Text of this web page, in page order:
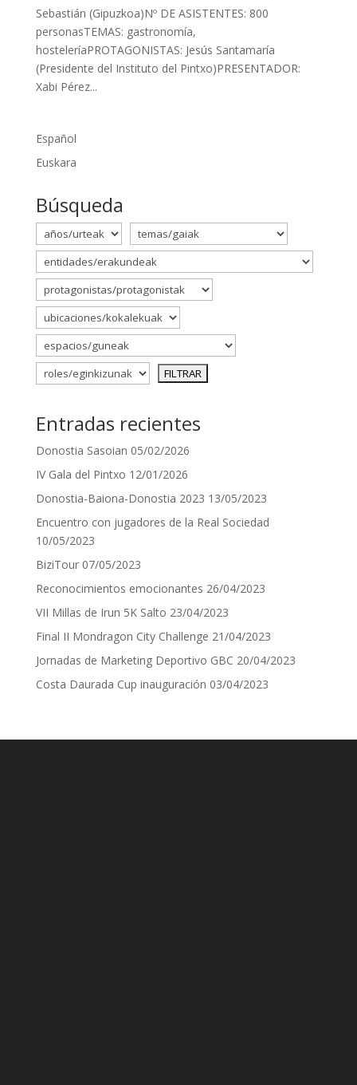
Sebastián (Gipuzkoa)Nº DE ASISTENTES: 800
personasTEMAS: gastronomía,
hosteleríaPROTAGONISTAS: Jesús Santamaría
(Presidente del Instituto del Pintxo)PRESENTADOR:
Xabi Pérez...
Español
Euskara
Búsqueda
Entradas recientes
Donostia Sasoian 05/02/2026
IV Gala del Pintxo 12/01/2026
Donostia-Baiona-Donostia 2023 13/05/2023
Encuentro con jugadores de la Real Sociedad
10/05/2023
BiziTour 07/05/2023
Reconocimientos emocionantes 26/04/2023
VII Millas de Irun 5K Salto 23/04/2023
Final II Mondragon City Challenge 21/04/2023
Jornadas de Marketing Deportivo GBC 20/04/2023
Costa Daurada Cup inauguración 03/04/2023